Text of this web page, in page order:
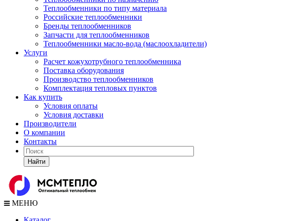
Теплообменники по типу материала
Российские теплообменники
Бренды теплообменников
Запчасти для теплообменников
Теплообменники масло-вода (маслоохладители)
Услуги
Расчет кожухотрубного теплообменника
Поставка оборудования
Производство теплообменников
Комплектация тепловых пунктов
Как купить
Условия оплаты
Условия доставки
Производители
О компании
Контакты
Найти
МЕНЮ